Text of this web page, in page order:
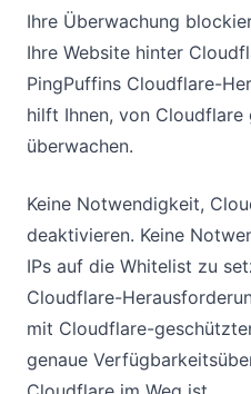
Ihre Überwachung
Ihre Website hinter
PingPuffins Cloudflare-
hilft Ihnen, von Cloudflare
überwachen.
Keine Notwendigkeit,
deaktivieren. Keine
IPs auf die Whitelist zu
Cloudflare-
mit Cloudflare-
genaue